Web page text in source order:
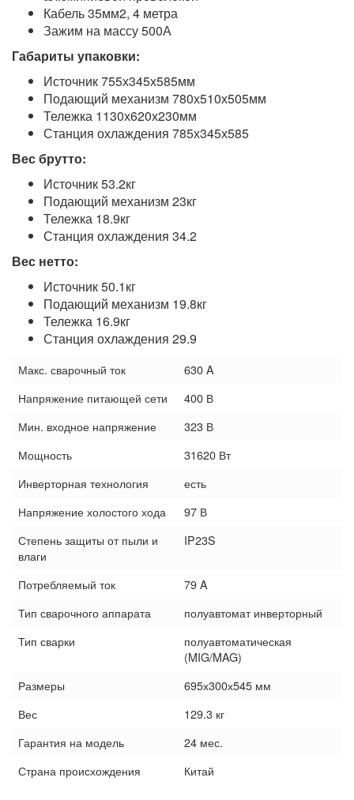
Кабель 35мм2, 4 метра
Зажим на массу 500А
Габариты упаковки:
Источник 755х345х585мм
Подающий механизм 780х510х505мм
Тележка 1130х620х230мм
Станция охлаждения 785х345х585
Вес брутто:
Источник 53.2кг
Подающий механизм 23кг
Тележка 18.9кг
Станция охлаждения 34.2
Вес нетто:
Источник 50.1кг
Подающий механизм 19.8кг
Тележка 16.9кг
Станция охлаждения 29.9
Макс. сварочный ток
630 A
Напряжение питающей сети
400 В
Мин. входное напряжение
323 В
Мощность
31620 Вт
Инверторная технология
есть
Напряжение холостого хода
97 В
Степень защиты от пыли и
влаги
IP23S
Потребляемый ток
79 A
Тип сварочного аппарата
полуавтомат инверторный
Тип сварки
полуавтоматическая
(MIG/MAG)
Размеры
695х300х545 мм
Вес
129.3 кг
Гарантия на модель
24 мес.
Страна происхождения
Китай